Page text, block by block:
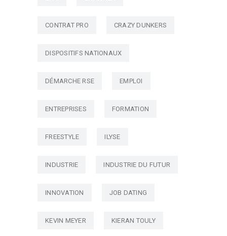
CONTRAT PRO CRAZY DUNKERS
DISPOSITIFS NATIONAUX
DÉMARCHE RSE EMPLOI
ENTREPRISES FORMATION
FREESTYLE ILYSE
INDUSTRIE INDUSTRIE DU FUTUR
INNOVATION JOB DATING
KEVIN MEYER KIERAN TOULY